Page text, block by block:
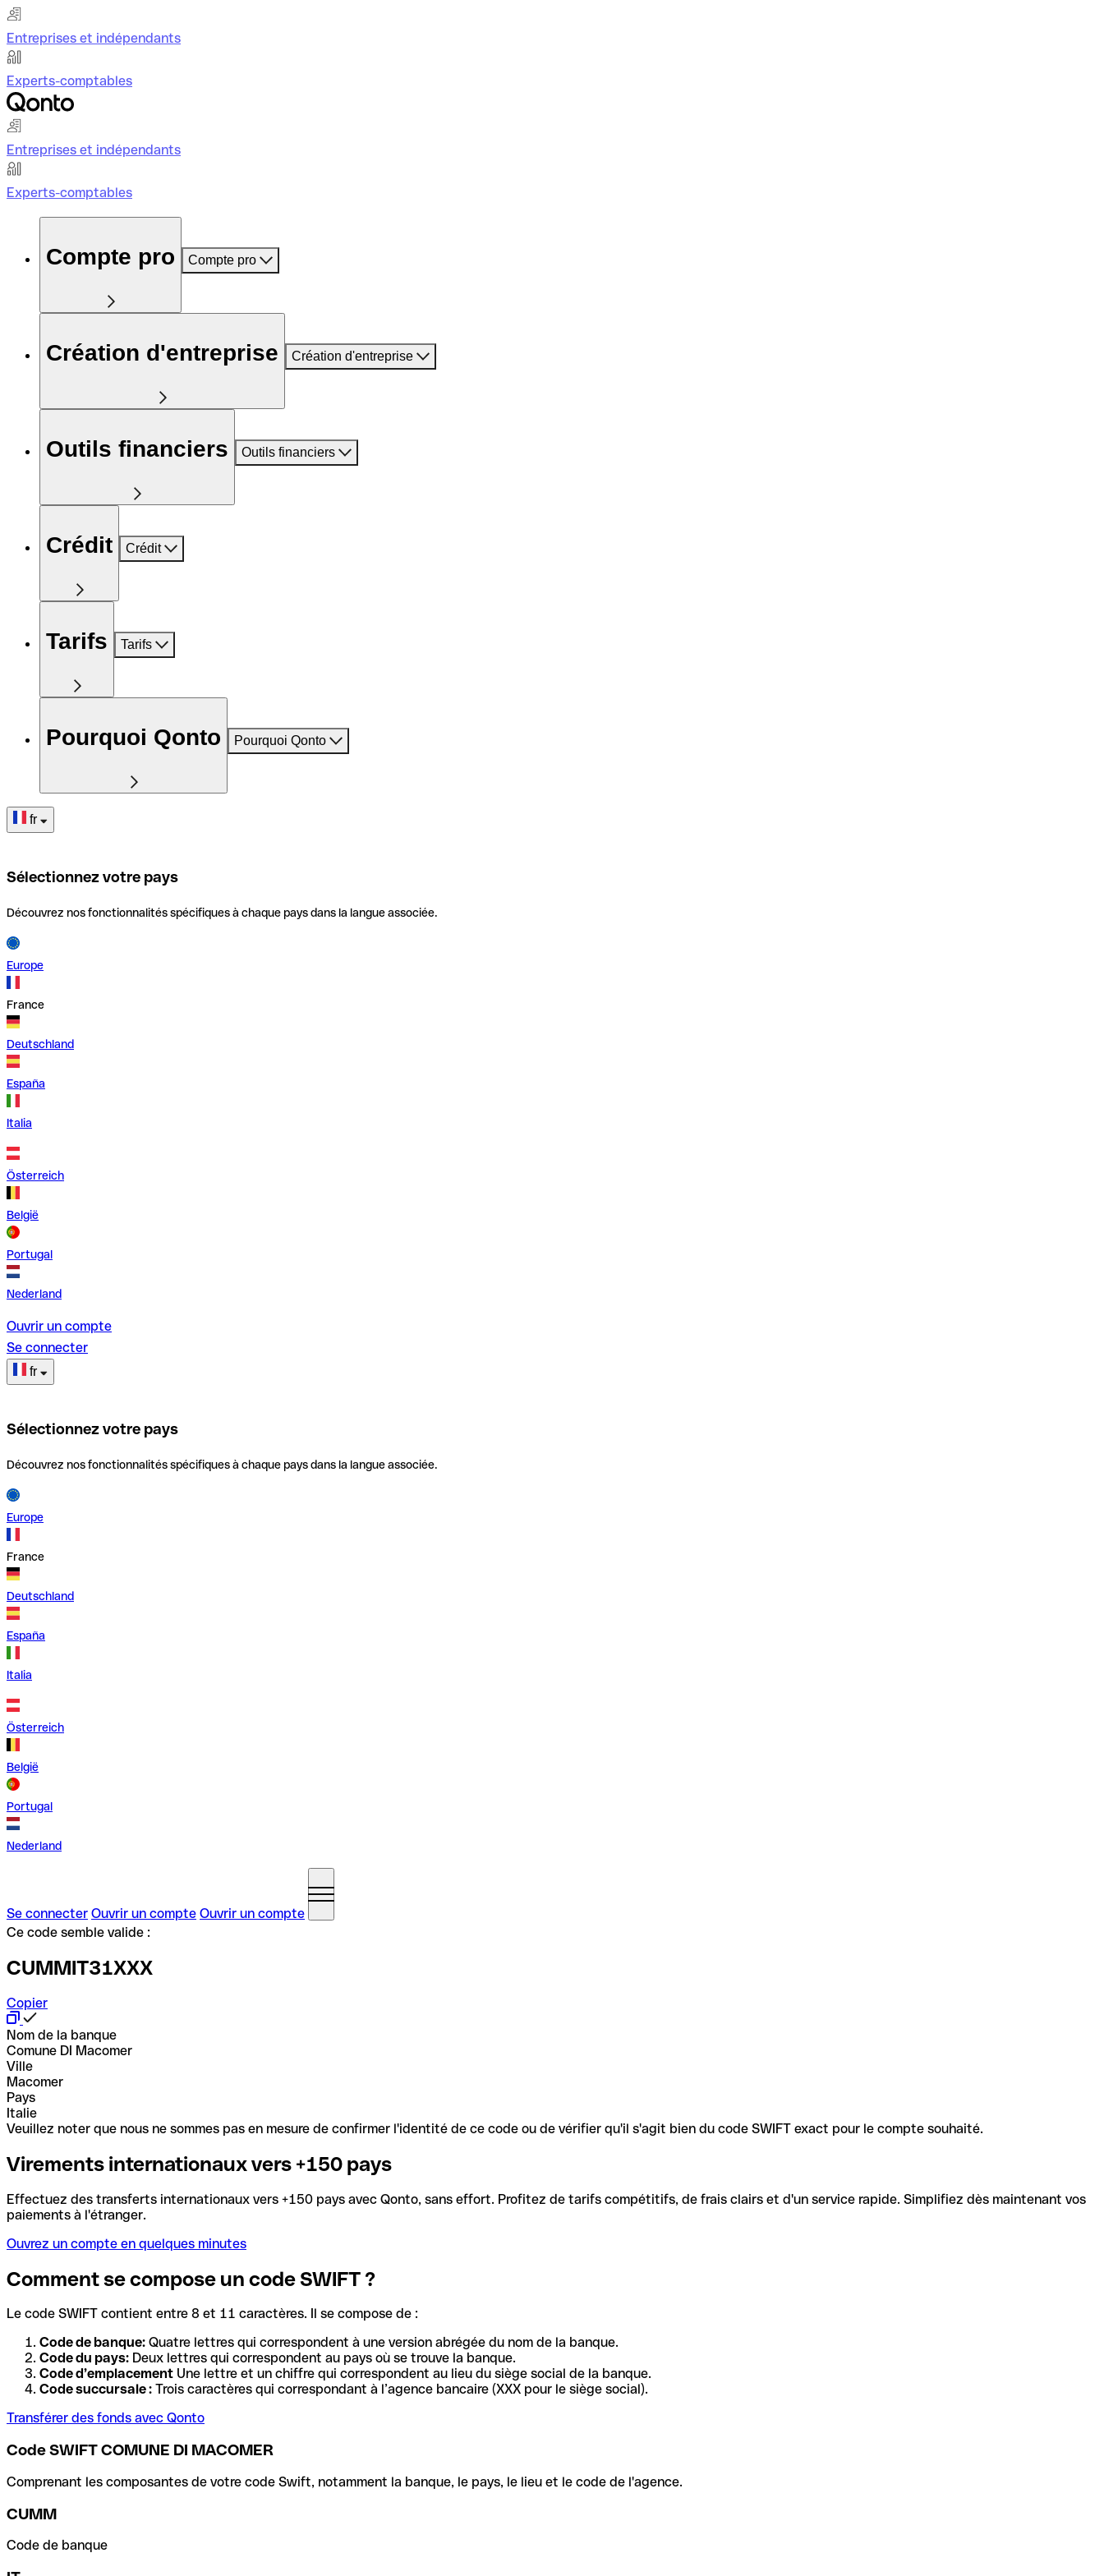
Entreprises et indépendants
Experts-comptables
Entreprises et indépendants
Experts-comptables
Compte pro Compte pro
Création d'entreprise Création d'entreprise
Outils financiers Outils financiers
Crédit Crédit
Tarifs Tarifs
Pourquoi Qonto Pourquoi Qonto
fr
Sélectionnez votre pays
Découvrez nos fonctionnalités spécifiques à chaque pays dans la langue associée.
Europe
France
Deutschland
España
Italia
Österreich
België
Portugal
Nederland
Ouvrir un compte
Se connecter
fr
Sélectionnez votre pays
Découvrez nos fonctionnalités spécifiques à chaque pays dans la langue associée.
Europe
France
Deutschland
España
Italia
Österreich
België
Portugal
Nederland
Se connecter Ouvrir un compte Ouvrir un compte
Ce code semble valide :
CUMMIT31XXX
Copier
Nom de la banque
Comune DI Macomer
Ville
Macomer
Pays
Italie
Veuillez noter que nous ne sommes pas en mesure de confirmer l'identité de ce code ou de vérifier qu'il s'agit bien du code SWIFT exact pour le compte souhaité.
Virements internationaux vers +150 pays
Effectuez des transferts internationaux vers +150 pays avec Qonto, sans effort. Profitez de tarifs compétitifs, de frais clairs et d'un service rapide. Simplifiez dès maintenant vos
paiements à l'étranger.
Ouvrez un compte en quelques minutes
Comment se compose un code SWIFT ?
Le code SWIFT contient entre 8 et 11 caractères. Il se compose de :
Code de banque: Quatre lettres qui correspondent à une version abrégée du nom de la banque.
Code du pays: Deux lettres qui correspondent au pays où se trouve la banque.
Code d’emplacement Une lettre et un chiffre qui correspondent au lieu du siège social de la banque.
Code succursale : Trois caractères qui correspondant à l’agence bancaire (XXX pour le siège social).
Transférer des fonds avec Qonto
Code SWIFT COMUNE DI MACOMER
Comprenant les composantes de votre code Swift, notamment la banque, le pays, le lieu et le code de l'agence.
CUMM
Code de banque